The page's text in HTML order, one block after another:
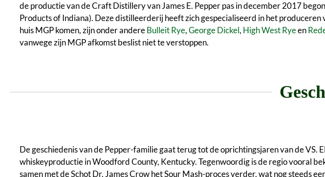
de productie van de Craft Distillery van James E. Pepper pas in december 2017
Products of Indiana). Deze distilleerderij heeft zich gespecialiseerd in het
huis MGP komen, zijn onder andereBulleit Rye,George Dickel, High West Ryeen
vanwege zijn MGP afkomst beslist niet te verstoppen.
De geschiedenis van de Pepper-familie gaat terug tot de oprichtingsjaren van de
whiskeyproductie in Woodford County, Kentucky. Tegenwoordig is de regio vooral
samen met de Schot Dr. James Crow het Sour Mash-proces verder, wat nog steeds